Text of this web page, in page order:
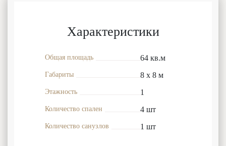
Характеристики
Общая площадь 64 кв.м
Габариты 8 x 8 м
Этажность 1
Количество спален 4 шт
Количество санузлов 1 шт